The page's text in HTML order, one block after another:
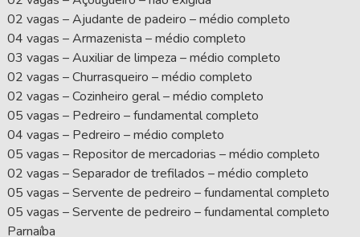
02 vagas – Ajudante de padeiro – médio completo
04 vagas – Armazenista – médio completo
03 vagas – Auxiliar de limpeza – médio completo
02 vagas – Churrasqueiro – médio completo
02 vagas – Cozinheiro geral – médio completo
05 vagas – Pedreiro – fundamental completo
04 vagas – Pedreiro – médio completo
05 vagas – Repositor de mercadorias – médio completo
02 vagas – Separador de trefilados – médio completo
05 vagas – Servente de pedreiro – fundamental completo
05 vagas – Servente de pedreiro – fundamental completo
Parnaíba